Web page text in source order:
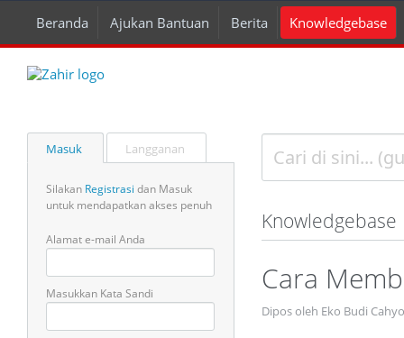
Beranda Ajukan Bantuan Berita Knowledgebase
Masuk Langganan
Silakan Registrasi dan Masuk
untuk mendapatkan akses penuh
Alamat e-mail Anda
Masukkan Kata Sandi
Knowledgebase
Cara
Dipos oleh Eko Budi